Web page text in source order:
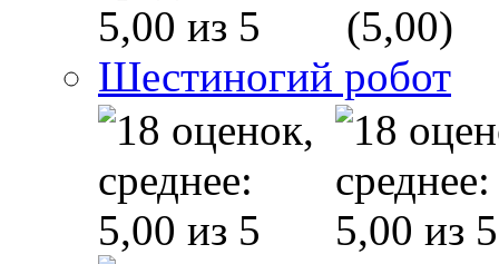
(5,00)
Шестиногий робот